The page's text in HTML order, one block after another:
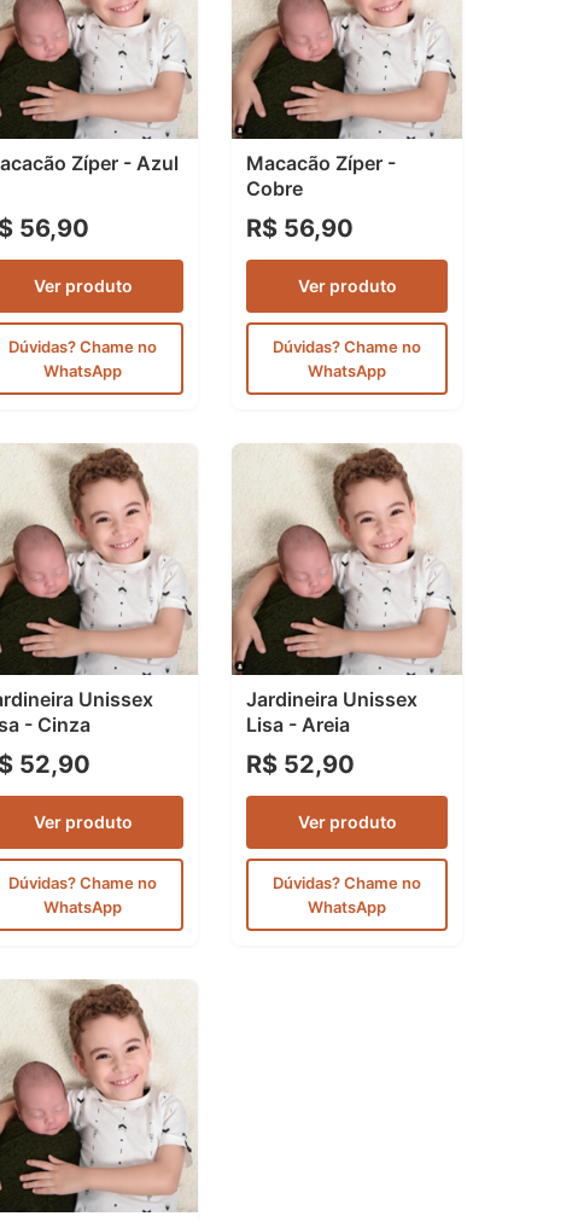
Zíper - Azul
56,90
Ver produto
Dúvidas? Chame no
WhatsApp
Macacão Zíper -
Cobre
R$ 56,90
Ver produto
Dúvidas? Chame no
WhatsApp
Unissex
- Cinza
52,90
Ver produto
Dúvidas? Chame no
WhatsApp
Jardineira Unissex
Lisa - Areia
R$ 52,90
Ver produto
Dúvidas? Chame no
WhatsApp